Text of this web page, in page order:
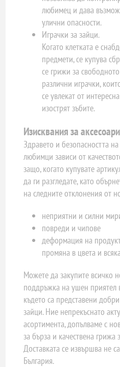
любимец и дава
улични опасности.
Играчки за зайци.
Когато клетката е
предмети, се купува
се грижи за
различни играчки,
се увлекат от
изострят зъбите.
Изисквания за
Здравето и безопасността
любимци зависи от
защо, когато купувате
да ги разгледате, като
на следните отклонения от
неприятни и силни
повреди и чипове
деформация на
промяна в цвета и
Можете да закупите всичко
поддръжка на ушен приятел
където са представени
зайци. Ние непрекъснато
асортимента, допълваме с
за бърза и качествена грижа
Доставката се извършва не
България.